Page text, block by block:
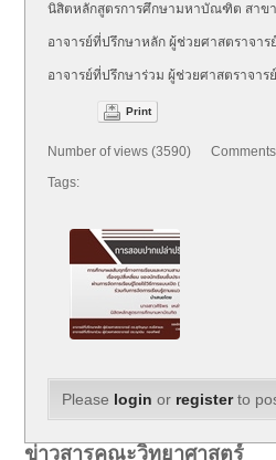
นิสิตหลักสูตรการศึกษามหาบัณฑิต สาข
อาจารย์ที่ปรึกษาหลัก ผู้ช่วยศาสตราจา
อาจารย์ที่ปรึกษาร่วม ผู้ช่วยศาสตราจา
Print
Number of views (3590)
Tags:
Please login or registerto
ข่าวสารคณะวิทยาศาสตร์